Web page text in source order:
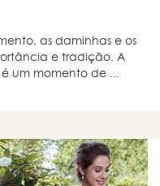
as daminhas e os
e tradição. A
um momento de ...